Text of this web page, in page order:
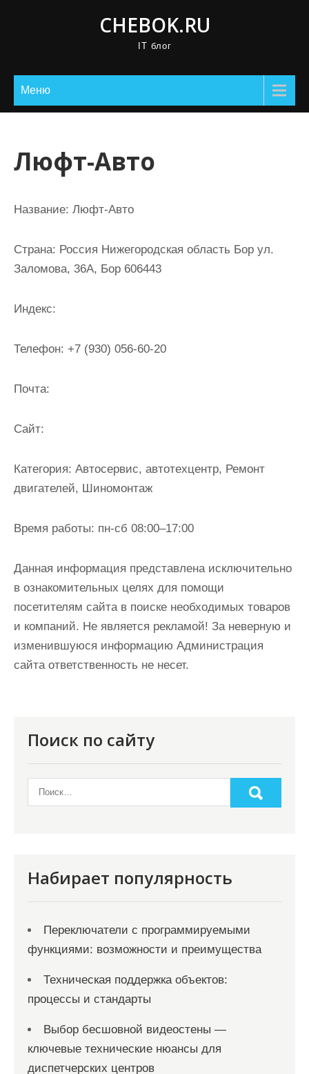
CHEBOK.RU
IT блог
Меню
Люфт-Авто
Название: Люфт-Авто
Страна: Россия Нижегородская область Бор ул.
Заломова, 36А, Бор 606443
Индекс:
Телефон: +7 (930) 056-60-20
Почта:
Cайт:
Категория: Автосервис, автотехцентр, Ремонт
двигателей, Шиномонтаж
Время работы: пн-сб 08:00–17:00
Данная информация представлена исключительно
в ознакомительных целях для помощи
посетителям сайта в поиске необходимых товаров
и компаний. Не является рекламой! За неверную и
изменившуюся информацию Администрация
сайта ответственность не несет.
Поиск по сайту
Набирает популярность
Переключатели с программируемыми
функциями: возможности и преимущества
Техническая поддержка объектов:
процессы и стандарты
Выбор бесшовной видеостены —
ключевые технические нюансы для
диспетчерских центров